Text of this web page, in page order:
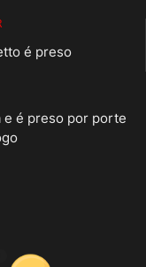
é preso
e é preso por porte